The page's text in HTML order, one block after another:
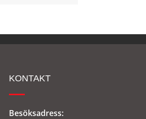
KONTAKT
Besöksadress: